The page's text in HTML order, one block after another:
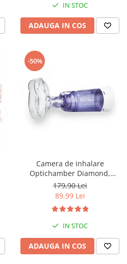
IN STOC
ADAUGA IN COS
-50%
Camera de inhalare
Optichamber Diamond,
Philips Respironics, cu masca
1-5 ani
179,90 Lei
89,99 Lei
IN STOC
ADAUGA IN COS